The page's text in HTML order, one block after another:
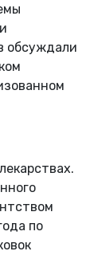
обсуждали
по